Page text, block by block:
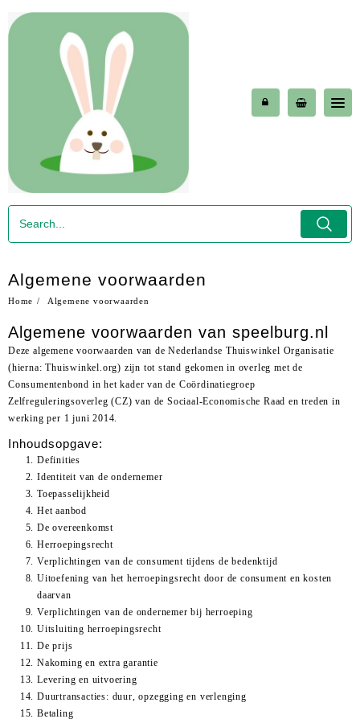
Algemene voorwaarden
Home Algemene voorwaarden
Algemene voorwaarden van speelburg.nl
Deze algemene voorwaarden van de Nederlandse Thuiswinkel Organisatie
(hierna: Thuiswinkel.org) zijn tot stand gekomen in overleg met de
Consumentenbond in het kader van de Coördinatiegroep
Zelfreguleringsoverleg (CZ) van de Sociaal-Economische Raad en treden in
werking per 1 juni 2014.
Inhoudsopgave:
Definities
Identiteit van de ondernemer
Toepasselijkheid
Het aanbod
De overeenkomst
Herroepingsrecht
Verplichtingen van de consument tijdens de bedenktijd
Uitoefening van het herroepingsrecht door de consument en kosten
daarvan
Verplichtingen van de ondernemer bij herroeping
Uitsluiting herroepingsrecht
De prijs
Nakoming en extra garantie
Levering en uitvoering
Duurtransacties: duur, opzegging en verlenging
Betaling